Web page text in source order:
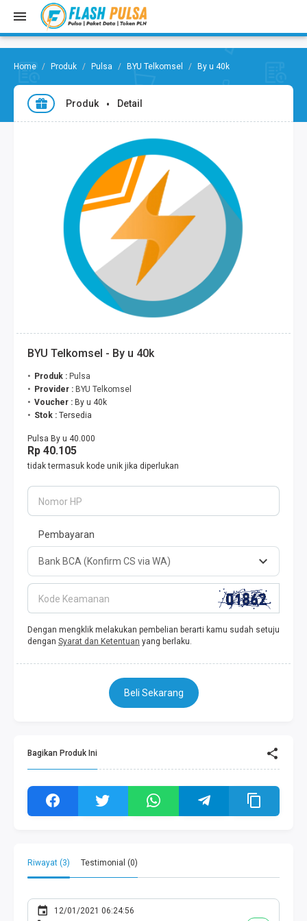
Produk Pulsa BYU Telkomsel By u 40k
Produk Detail
BYU Telkomsel - By u 40k
Produk : Pulsa
Provider : BYU Telkomsel
Voucher : By u 40k
Stok : Tersedia
Pulsa By u 40.000
Rp 40.105
tidak termasuk kode unik jika diperlukan
Nomor HP
Pembayaran
Kode Keamanan
Dengan mengklik melakukan pembelian berarti kamu sudah setuju
dengan Syarat dan Ketentuan yang berlaku.
Beli Sekarang
Bagikan Produk Ini
Riwayat (3) Testimonial (0)
12/01/2021 06:24:56